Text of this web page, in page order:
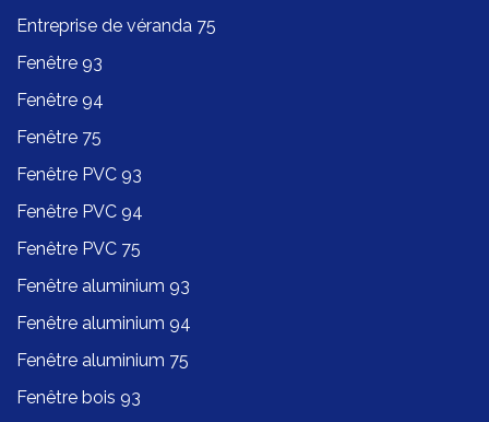
Entreprise de véranda 75
Fenêtre 93
Fenêtre 94
Fenêtre 75
Fenêtre PVC 93
Fenêtre PVC 94
Fenêtre PVC 75
Fenêtre aluminium 93
Fenêtre aluminium 94
Fenêtre aluminium 75
Fenêtre bois 93